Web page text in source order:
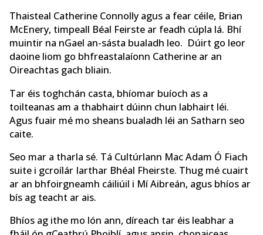
Thaisteal Catherine Connolly agus a fear céile, Brian
McEnery, timpeall Béal Feirste ar feadh cúpla lá. Bhí
muintir na nGael an-sásta bualadh leo. Dúirt go leor
daoine liom go bhfreastalaíonn Catherine ar an
Oireachtas gach bliain.
Tar éis toghchán casta, bhíomar buíoch as a
toilteanas am a thabhairt dúinn chun labhairt léi.
Agus fuair mé mo sheans bualadh léi an Satharn seo
caite.
Seo mar a tharla sé. Tá Cultúrlann Mac Adam Ó Fiach
suite i gcroílár Iarthar Bhéal Fheirste. Thug mé cuairt
ar an bhfoirgneamh cáiliúil i Mí Aibreán, agus bhíos ar
bís ag teacht ar ais.
Bhíos ag ithe mo lón ann, díreach tar éis leabhar a